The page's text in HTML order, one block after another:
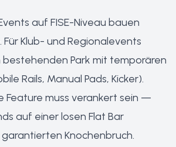
auf FISE-Niveau bauen
Klub- und Regionalevents
Park mit temporären
Rails, Manual Pads, Kicker).
Feature muss verankert sein —
auf einer losen Flat Bar
Knochenbruch.